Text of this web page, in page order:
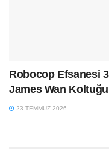
Robocop Efsanesi
James Wan
23 TEMMUZ 2026